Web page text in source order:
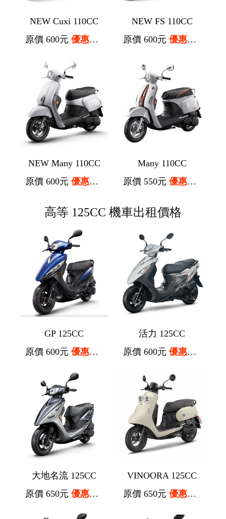
NEW Cuxi 110CC
原價 600元 優惠價 500元
NEW FS 110CC
原價 600元 優惠價 500元
NEW Many 110CC
原價 600元 優惠價 500元
Many 110CC
原價 550元 優惠價 450元
高等 125CC 機車出租價格
GP 125CC
原價 600元 優惠價 500元
活力 125CC
原價 600元 優惠價 500元
大地名流 125CC
原價 650元 優惠價 550元
VINOORA 125CC
原價 650元 優惠價 550元